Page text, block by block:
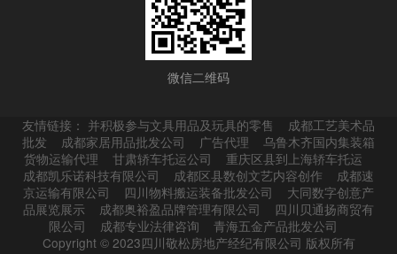
微信二维码
友情链接： 并积极参与文具用品及玩具的零售
成都工艺美术品
批发
成都家居用品批发公司 广告代理
乌鲁木齐国内集装箱
货物运输代理
甘肃轿车托运公司
重庆区县到上海轿车托运
成都凯乐诺科技有限公司
成都区县数创文艺内容创作
成都速
京运输有限公司
四川物料搬运装备批发公司
大同数字创意产
品展览展示
成都奥裕盈品牌管理有限公司
四川贝通扬商贸有
限公司
成都专业法律咨询
青海五金产品批发公司
Copyright © 2023四川敬松房地产经纪有限公司 版权所有